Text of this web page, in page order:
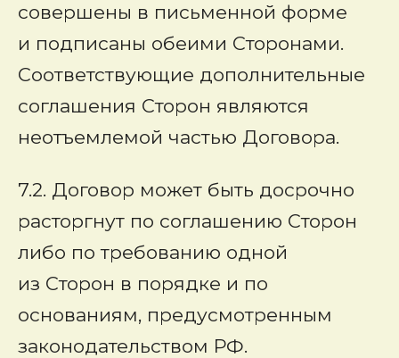
совершены в письменной форме
и подписаны обеими Сторонами.
Соответствующие дополнительные
соглашения Сторон являются
неотъемлемой частью Договора.
7.2. Договор может быть досрочно
расторгнут по соглашению Сторон
либо по требованию одной
из Сторон в порядке и по
основаниям, предусмотренным
законодательством РФ.